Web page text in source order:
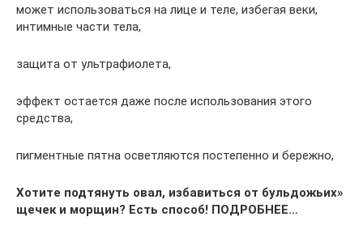
может использоваться на лице и теле, избегая веки,
интимные части тела,
защита от ультрафиолета,
эффект остается даже после использования этого
средства,
пигментные пятна осветляются постепенно и бережно,
Хотите подтянуть овал, избавиться от бульдожьих»
щечек и морщин? Есть способ! ПОДРОБНЕЕ…